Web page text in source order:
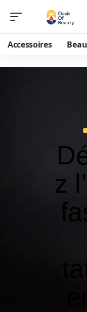
Accessoires
z